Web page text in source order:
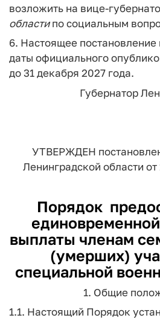
возложить на вице-
областипо социальным
6. Настоящее постановление
даты официального
до 31 декабря 2027 года.
Губернатор
УТВЕРЖДЕН
Ленинградской области от
Порядок
выплаты членам
(умерших)
специальной
1. Общие
1.1. Настоящий Порядок